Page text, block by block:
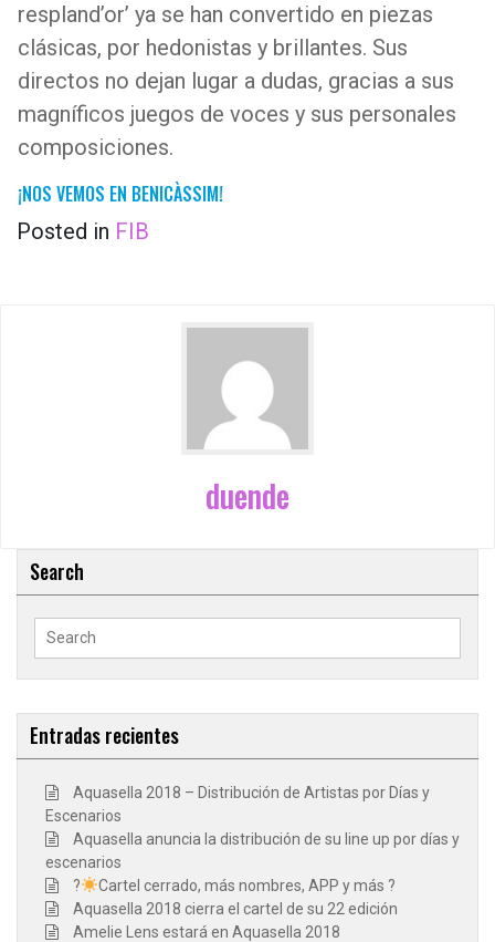
respland’or’ ya se han convertido en piezas
clásicas, por hedonistas y brillantes. Sus
directos no dejan lugar a dudas, gracias a sus
magníficos juegos de voces y sus personales
composiciones.
¡NOS VEMOS EN BENICÀSSIM!
Posted in FIB
duende
Search
Search
Entradas recientes
Aquasella 2018 – Distribución de Artistas por Días y
Escenarios
Aquasella anuncia la distribución de su line up por días y
escenarios
?
Cartel cerrado, más nombres, APP y más ?
Aquasella 2018 cierra el cartel de su 22 edición
Amelie Lens estará en Aquasella 2018